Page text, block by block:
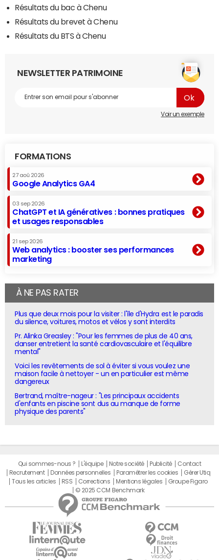
Résultats du bac à Chenu
Résultats du brevet à Chenu
Résultats du BTS à Chenu
NEWSLETTER PATRIMOINE
Voir un exemple
FORMATIONS
27 aoû 2026
Google Analytics GA4
03 sep 2026
ChatGPT et IA génératives : bonnes pratiques
et usages responsables
21 sep 2026
Web analytics : booster ses performances
marketing
À NE PAS RATER
Plus que deux mois pour la visiter : l'île d'Hydra est le paradis
du silence, voitures, motos et vélos y sont interdits
Pr. Alinka Greasley : "Pour les femmes de plus de 40 ans,
danser entretient la santé cardiovasculaire et l'équilibre
mental"
Voici les revêtements de sol à éviter si vous voulez une
maison facile à nettoyer - un en particulier est même
dangereux
Bertrand, maître-nageur : "Les principaux accidents
d'enfants en piscine sont dus au manque de forme
physique des parents"
Qui sommes-nous ? L'équipe Notre société Publicité
Contact
Recrutement
Données personnelles Paramétrer les cookies
Gérer Utiq
Tous les articles
RSS Corrections Mentions légales
Groupe Figaro
© 2025 CCM Benchmark